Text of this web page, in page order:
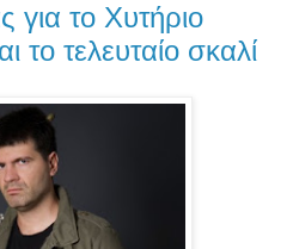
για το Χυτήριο
το τελευταίο σκαλί